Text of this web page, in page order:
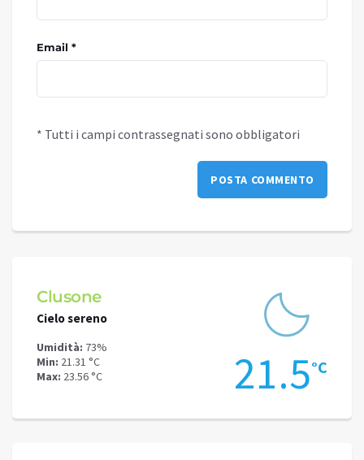
Email *
* Tutti i campi contrassegnati sono obbligatori
Clusone
Cielo sereno
Umidità: 73%
Min: 21.31 °C
Max: 23.56 °C 21.5°C